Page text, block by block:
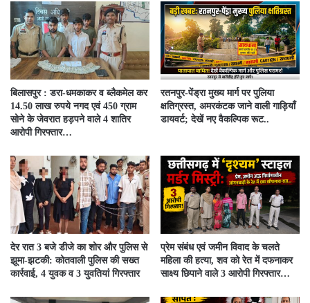
बिलासपुर : डरा-धमकाकर व ब्लैकमेल कर
14.50 लाख रुपये नगद एवं 450 ग्राम
सोने के जेवरात हड़पने वाले 4 शातिर
आरोपी गिरफ्तार…
रतनपुर-पेंड्रा मुख्य मार्ग पर पुलिया
क्षतिग्रस्त, अमरकंटक जाने वाली गाड़ियाँ
डायवर्ट; देखें नए वैकल्पिक रूट..
देर रात 3 बजे डीजे का शोर और पुलिस से
झूमा-झटकी: कोतवाली पुलिस की सख्त
कार्रवाई, 4 युवक व 3 युवतियां गिरफ्तार
प्रेम संबंध एवं जमीन विवाद के चलते
महिला की हत्या, शव को रेत में दफनाकर
साक्ष्य छिपाने वाले 3 आरोपी गिरफ्तार…